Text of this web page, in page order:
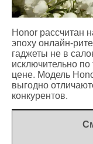
Honor рассчитан
эпоху онлайн-
гаджеты не в
исключительно по
цене. Модель
выгодно
конкурентов.